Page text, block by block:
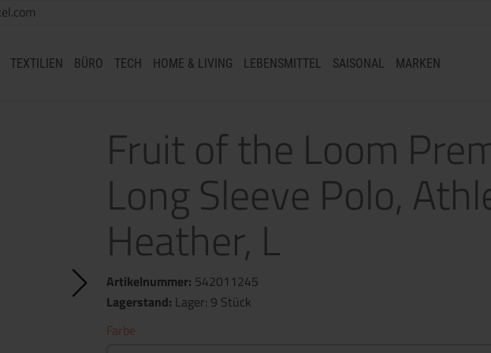
TEXTILIEN BÜRO TECH HOME & LIVING LEBENSMITTEL SAISONAL MARKEN
Fruit of the Loom
Long Sleeve Polo,
Heather, L
Artikelnummer: 542011245
Lagerstand: Lager: 9 Stück
Farbe